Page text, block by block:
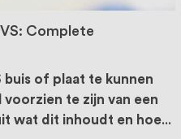
Complete
buis of plaat te kunnen
te zijn van een
wat dit inhoudt en hoe...